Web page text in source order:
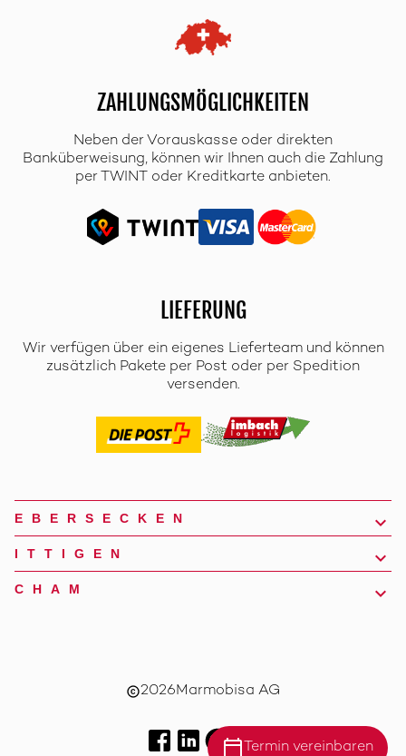
ZAHLUNGSMÖGLICHKEITEN
Neben der Vorauskasse oder direkten
Banküberweisung, können wir Ihnen auch die Zahlung
per TWINT oder Kreditkarte anbieten.
LIEFERUNG
Wir verfügen über ein eigenes Lieferteam und können
zusätzlich Pakete per Post oder per Spedition
versenden.
calendar_today Termin vereinbaren
EBERSECKEN
ITTIGEN
CHAM
copyright2026Marmobisa AG